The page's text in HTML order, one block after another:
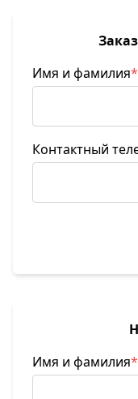
Имя и фамилия*
Контактный
Имя и фамилия*